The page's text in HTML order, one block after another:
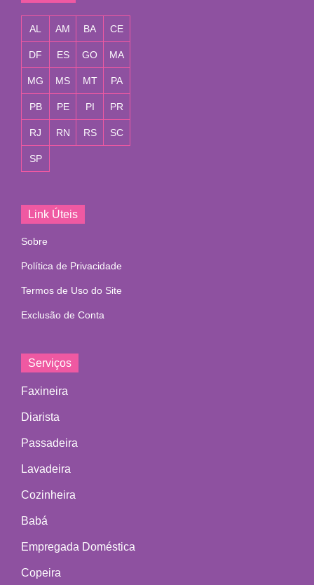
AL AM BA CE
DF ES GO MA
MG MS MT PA
PB PE PI PR
RJ RN RS SC
SP
Link Úteis
Sobre
Política de Privacidade
Termos de Uso do Site
Exclusão de Conta
Serviços
Faxineira
Diarista
Passadeira
Lavadeira
Cozinheira
Babá
Empregada Doméstica
Copeira